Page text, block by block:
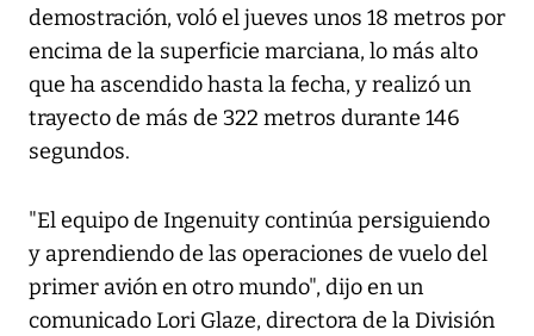
demostración, voló el jueves unos 18 metros por
encima de la superficie marciana, lo más alto
que ha ascendido hasta la fecha, y realizó un
trayecto de más de 322 metros durante 146
segundos.
"El equipo de Ingenuity continúa persiguiendo
y aprendiendo de las operaciones de vuelo del
primer avión en otro mundo", dijo en un
comunicado Lori Glaze, directora de la División